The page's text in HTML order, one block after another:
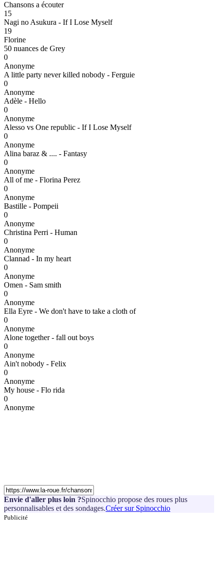
Chansons a écouter
15
Nagi no Asukura - If I Lose Myself
19
Florine
50 nuances de Grey
0
Anonyme
A little party never killed nobody - Ferguie
0
Anonyme
Adèle - Hello
0
Anonyme
Alesso vs One republic - If I Lose Myself
0
Anonyme
Alina baraz & .... - Fantasy
0
Anonyme
All of me - Florina Perez
0
Anonyme
Bastille - Pompeii
0
Anonyme
Christina Perri - Human
0
Anonyme
Clannad - In my heart
0
Anonyme
Omen - Sam smith
0
Anonyme
Ella Eyre - We don't have to take a cloth of
0
Anonyme
Alone together - fall out boys
0
Anonyme
Ain't nobody - Felix
0
Anonyme
My house - Flo rida
0
Anonyme
Envie d'aller plus loin ?Spinocchio propose des roues plus
personnalisables et des sondages.Créer sur Spinocchio
Publicité